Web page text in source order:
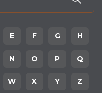
E F G H
N O P Q
W X Y Z